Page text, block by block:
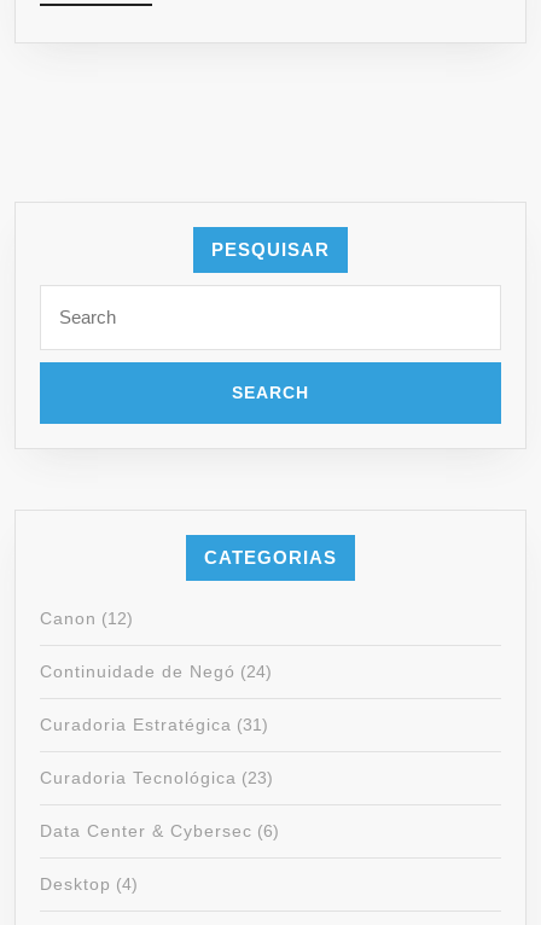
PESQUISAR
CATEGORIAS
Canon (12)
Continuidade de Negó (24)
Curadoria Estratégica (31)
Curadoria Tecnológica (23)
Data Center & Cybersec (6)
Desktop (4)